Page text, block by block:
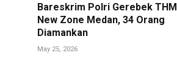
Bareskrim Polri Gerebek THM
New Zone Medan, 34 Orang
Diamankan
May 25, 2026